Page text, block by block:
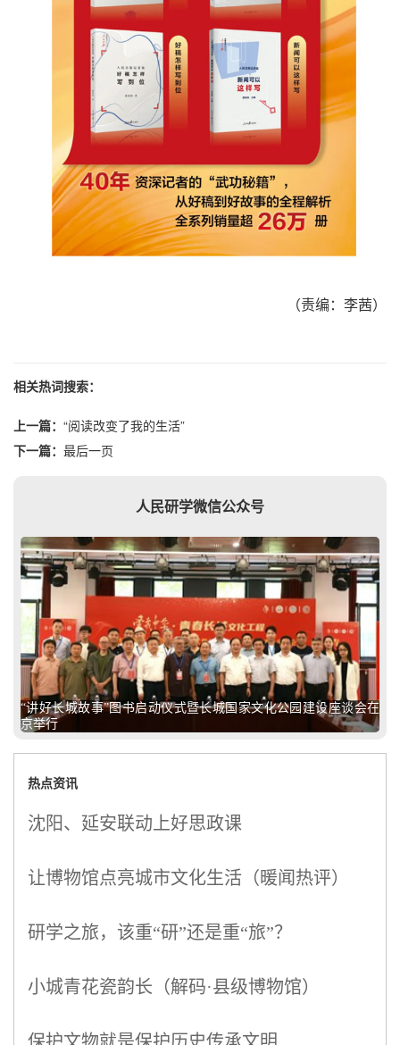
（责编：李茜）
相关热词搜索：
上一篇： “阅读改变了我的生活”
下一篇： 最后一页
人民研学微信公众号
“讲好长城故事”图书启动仪式暨长城国家文化公园建设座谈会在
京举行
热点资讯
沈阳、延安联动上好思政课
让博物馆点亮城市文化生活（暖闻热评）
研学之旅，该重“研”还是重“旅”？
小城青花瓷韵长（解码·县级博物馆）
保护文物就是保护历史传承文明